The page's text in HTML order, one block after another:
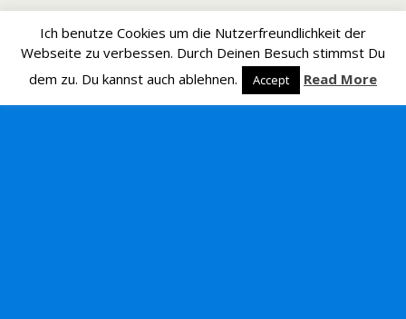
Ich benutze Cookies um die Nutzerfreundlichkeit der
Webseite zu verbessen. Durch Deinen Besuch stimmst Du
dem zu. Du kannst auch ablehnen.
Accept Read More